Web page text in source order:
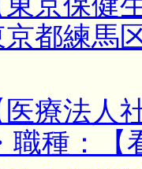
京都練馬
医療法人
職種：【